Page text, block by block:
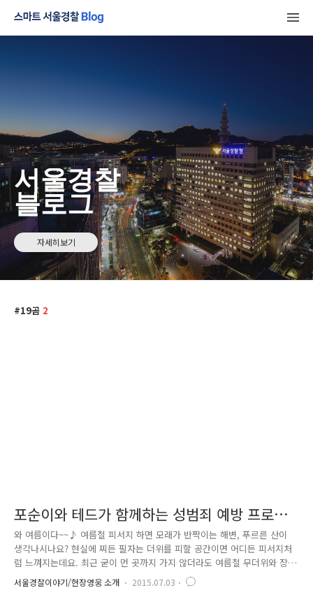
서울경찰
블로그
자세히보기
19곰 2
포순이와 테드가 함께하는 성범죄 예방 프로젝
트
와 여름이다~~♪ 여름철 피서지 하면 모래가 반짝이는 해변, 푸르른 산이
생각나시나요? 현실에 찌든 필자는 더위를 피할 공간이면 어디든 피서지처
럼 느껴지는데요. 최근 굳이 먼 곳까지 가지 않더라도 여름철 무더위와 장
마를 피해 도심 속 힐링 공간으로 피서를 떠나는 사람들이 늘고 있다고 하
죠? 피서지가 별거 있나요? 더위를 피할 수 있고 나만의 여유와 낭만을 느
서울경찰이야기/현장영웅 소개 2015.07.03